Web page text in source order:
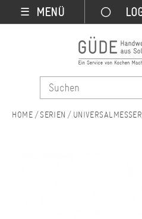
☰ MENÜ
SERIEN UNIVERSALMESSER